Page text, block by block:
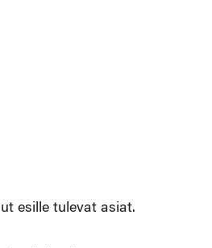
esille tulevat asiat.